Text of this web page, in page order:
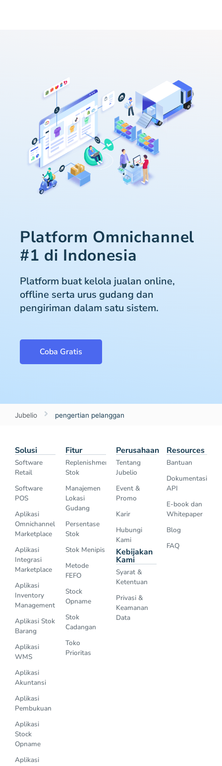
Platform Omnichannel
#1 di Indonesia
Platform buat kelola jualan online,
offline serta urus gudang dan
pengiriman dalam satu sistem.
Coba Gratis
Jubelio pengertian pelanggan
Solusi
Software
Retail
Software
POS
Aplikasi
Omnichannel
Marketplace
Aplikasi
Integrasi
Marketplace
Aplikasi
Inventory
Management
Aplikasi Stok
Barang
Aplikasi
WMS
Aplikasi
Akuntansi
Aplikasi
Pembukuan
Aplikasi
Stock
Opname
Aplikasi
Fitur
Replenishment
Stok
Manajemen
Lokasi
Gudang
Persentase
Stok
Stok Menipis
Metode
FEFO
Stock
Opname
Stok
Cadangan
Toko
Prioritas
Perusahaan
Tentang
Jubelio
Event &
Promo
Karir
Hubungi
Kami
Kebijakan
Kami
Syarat &
Ketentuan
Privasi &
Keamanan
Data
Resources
Bantuan
Dokumentasi
API
E-book dan
Whitepaper
Blog
FAQ